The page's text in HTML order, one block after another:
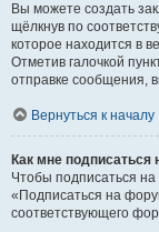
Вы можете создать
щёлкнув по
которое находится в
Отметив галочкой
отправке сообщения,
Вернуться к началу
Как мне
Чтобы подписаться
«Подписаться на
соответствующего